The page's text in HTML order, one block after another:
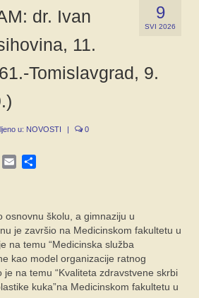
9
SVI 2026
dr. Ivan
11.
Tomislavgrad, 9.
u: NOVOSTI | 0
SkypeEmail
osnovnu školu, a gimnaziju u
je završio na Medicinskom fakultetu u
na temu “Medicinska služba
kao model organizacije ratnog
na temu “Kvaliteta zdravstvene skrbi
kuka”na Medicinskom fakultetu u